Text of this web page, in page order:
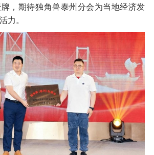
，期待独角兽泰州分会为当地经济发
力。